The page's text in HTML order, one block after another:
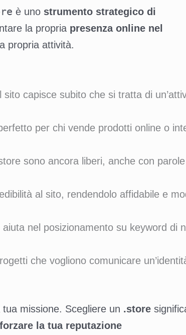
è uno strumento strategico di
la propria presenza online nel
propria attività.
sito capisce subito che si tratta di
per chi vende prodotti online o
sono ancora liberi, anche con
al sito, rendendolo affidabile e
aiuta nel posizionamento su keyword di
che vogliono comunicare
missione. Scegliere un .store
la tua reputazione